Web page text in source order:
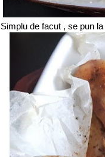
Simplu de facut , se pun